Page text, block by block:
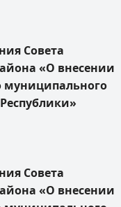
Совета
«О внесении
муниципального
Совета
«О внесении